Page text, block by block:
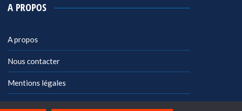
A PROPOS
A propos
Nous contacter
Mentions légales
Politique de confidentialité